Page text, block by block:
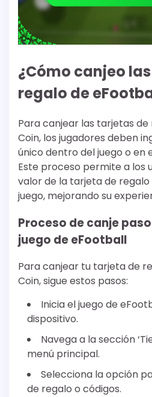
¿Cómo canjeo
regalo de
Para canjear las tarjetas
Coin, los jugadores deben
único dentro del juego o en
Este proceso permite a los
valor de la tarjeta de
juego, mejorando su
Proceso de canje
juego de eFootball
Para canjear tu tarjeta de
Coin, sigue estos pasos:
Inicia el juego de
dispositivo.
Navega a la sección
menú principal.
Selecciona la opción
de regalo o códigos.